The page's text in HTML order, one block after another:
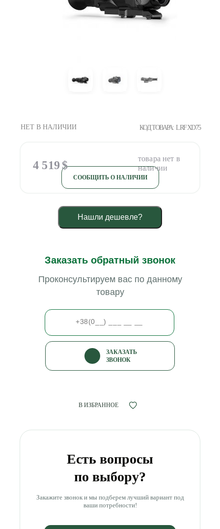
НЕТ В НАЛИЧИИ КОД ТОВАРА: LRF XD75
4 519 $
СООБЩИТЬ О НАЛИЧИИ
Нашли дешевле?
Заказать обратный звонок
Проконсультируем вас по данному
товару
ЗАКАЗАТЬ
ЗВОНОК
В ИЗБРАННОЕ
Есть вопросы
по выбору?
Закажите звонок и мы подберем лучший вариант под
ваши потребности!